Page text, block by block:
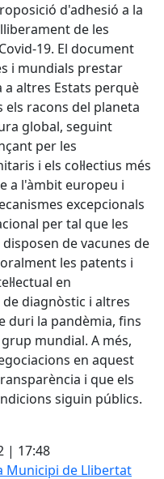
d'adhesió a la
de les
19. El document
i mundials prestar
a altres Estats perquè
racons del planeta
global, seguint
per les
i els col·lectius més
a l'àmbit europeu i
excepcionals
per tal que les
de vacunes de
les patents i
en
diagnòstic i altres
duri la pandèmia, fins
mundial. A més,
en aquest
i que els
siguin públics.
| 17:48
de Llibertat